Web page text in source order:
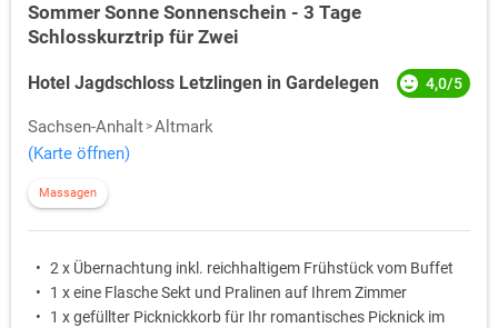
Sommer Sonne Sonnenschein - 3 Tage
Schlosskurztrip für Zwei
Hotel Jagdschloss Letzlingen in Gardelegen 4,0/5
Sachsen-Anhalt Altmark
(Karte öffnen)
Massagen
2 x Übernachtung inkl. reichhaltigem Frühstück vom Buffet
1 x eine Flasche Sekt und Pralinen auf Ihrem Zimmer
1 x gefüllter Picknickkorb für Ihr romantisches Picknick im